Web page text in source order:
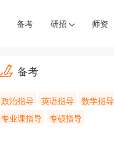
备考 研招 师资
备考
政治指导 英语指导
数学指导
专业课指导
专硕指导